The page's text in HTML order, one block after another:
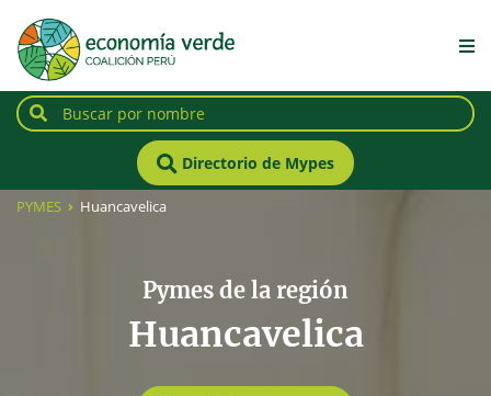
Directorio de Mypes
PYMES Huancavelica
Pymes de la región
Huancavelica